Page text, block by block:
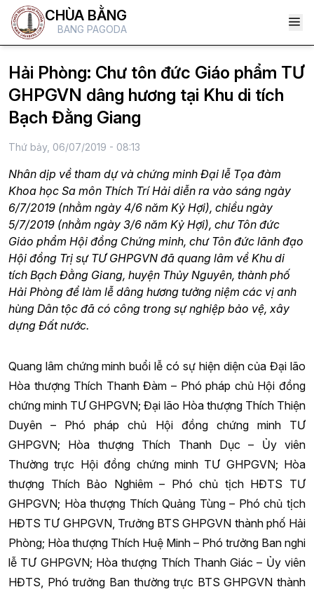
CHÙA BẰNG
BANG PAGODA
Hải Phòng: Chư tôn đức Giáo phẩm TƯ
GHPGVN dâng hương tại Khu di tích
Bạch Đằng Giang
Thứ bảy, 06/07/2019 - 08:13
Nhân dịp về tham dự và chứng minh Đại lễ Tọa đàm
Khoa học Sa môn Thích Trí Hải diễn ra vào sáng ngày
6/7/2019 (nhằm ngày 4/6 năm Kỷ Hợi), chiều ngày
5/7/2019 (nhằm ngày 3/6 năm Kỷ Hợi), chư Tôn đức
Giáo phẩm Hội đồng Chứng minh, chư Tôn đức lãnh đạo
Hội đồng Trị sự TƯ GHPGVN đã quang lâm về Khu di
tích Bạch Đằng Giang, huyện Thủy Nguyên, thành phố
Hải Phòng để làm lễ dâng hương tưởng niệm các vị anh
hùng Dân tộc đã có công trong sự nghiệp bảo vệ, xây
dựng Đất nước.
Quang lâm chứng minh buổi lễ có sự hiện diện của Đại lão
Hòa thượng Thích Thanh Đàm – Phó pháp chủ Hội đồng
chứng minh TƯ GHPGVN; Đại lão Hòa thượng Thích Thiện
Duyên – Phó pháp chủ Hội đồng chứng minh TƯ
GHPGVN; Hòa thượng Thích Thanh Dục – Ủy viên
Thường trực Hội đồng chứng minh TƯ GHPGVN; Hòa
thượng Thích Bảo Nghiêm – Phó chủ tịch HĐTS TƯ
GHPGVN; Hòa thượng Thích Quảng Tùng – Phó chủ tịch
HĐTS TƯ GHPGVN, Trưởng BTS GHPGVN thành phố Hải
Phòng; Hòa thượng Thích Huệ Minh – Phó trưởng Ban nghi
lễ TƯ GHPGVN; Hòa thượng Thích Thanh Giác – Ủy viên
HĐTS, Phó trưởng Ban thường trực BTS GHPGVN thành